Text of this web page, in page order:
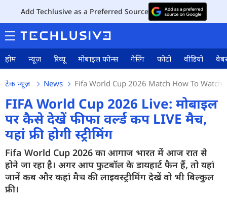
Add Techlusive as a Preferred Source
होम न्यूज़ रिव्यू मोबाइल फोन्स गेमिंग फोटो वीडियो
टेक न्यूज़ News Fifa World Cup 2026 Match How To Watch
FIFA World Cup 2026 Live: मोबाइल
पर कैसे देखें फीफा वर्ल्ड कप LIVE मैच,
यहां फ्री होगी स्ट्रीमिंग
Fifa World Cup 2026 का आगाज भारत में आज रात से
होने जा रहा है। अगर आप फुटबॉल के डायहार्ट फैन हैं, तो यहां
जानें कब और कहां मैच की लाइवस्ट्रीमिंग देखें वो भी बिल्कुल
फ्री।